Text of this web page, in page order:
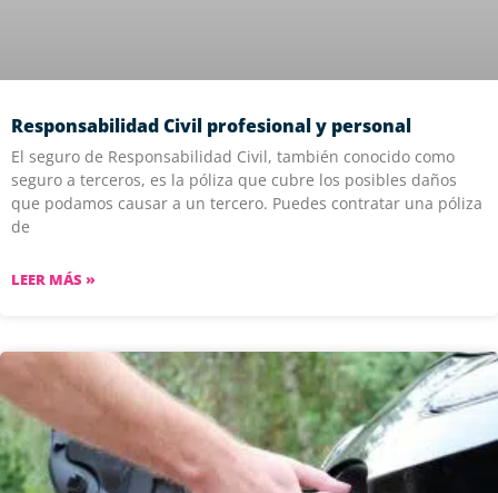
Responsabilidad Civil profesional y personal
El seguro de Responsabilidad Civil, también conocido como
seguro a terceros, es la póliza que cubre los posibles daños
que podamos causar a un tercero. Puedes contratar una póliza
de
LEER MÁS »